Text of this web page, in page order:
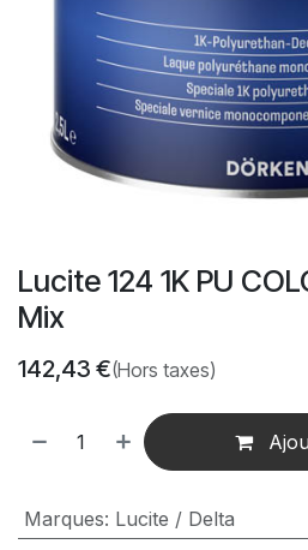
Lucite 124 1K PU
Mix
142,43 €(Hors taxes)
Marques: Lucite / Delta